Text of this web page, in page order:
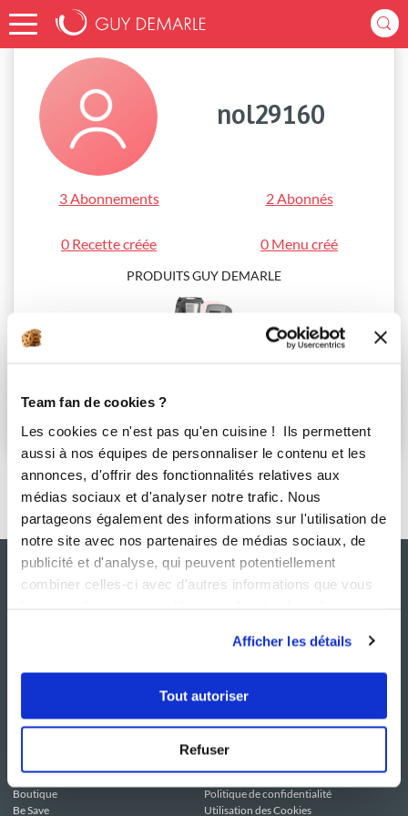
Team fan de cookies ?
Les cookies ce n'est pas qu'en cuisine ! Ils permettent
aussi à nos équipes de personnaliser le contenu et les
annonces, d'offrir des fonctionnalités relatives aux
médias sociaux et d'analyser notre trafic. Nous
partageons également des informations sur l'utilisation de
notre site avec nos partenaires de médias sociaux, de
publicité et d'analyse, qui peuvent potentiellement
combiner celles-ci avec d'autres informations que vous
Afficher les détails
Tout autoriser
Refuser
Accueil nol29160
nol29160
3 Abonnements 2 Abonnés
0 Recette créée 0 Menu créé
PRODUITS GUY DEMARLE
NOS SITES
Le Mag'
Boutique
Be Save
SERVICE CONSO
Contactez-nous
Mentions légales
Politique de confidentialité
Utilisation des Cookies